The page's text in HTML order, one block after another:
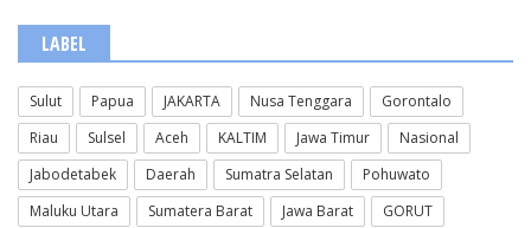
LABEL
Sulut Papua JAKARTA Nusa Tenggara
Gorontalo
Riau
Sulsel Aceh KALTIM Jawa Timur
Nasional
Jabodetabek
Daerah Sumatra Selatan
Pohuwato
Maluku Utara
Sumatera Barat Jawa Barat
GORUT